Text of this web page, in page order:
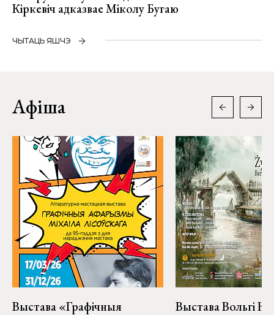
Кіркевіч адказвае Міколу Бугаю
ЧЫТАЦЬ ЯШЧЭ
Афіша
Выстава «Графічныя
Выстава Вольгі